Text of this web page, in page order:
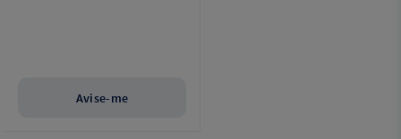
Avise-me